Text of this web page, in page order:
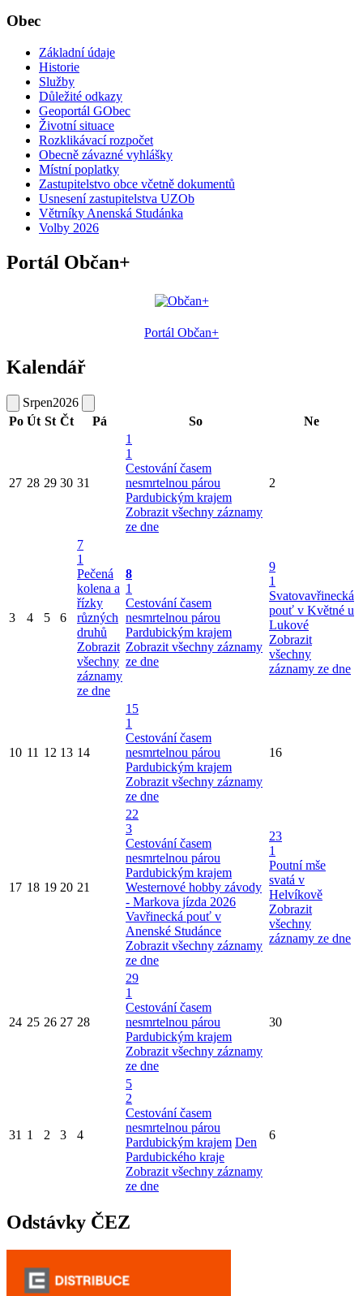
Obec
Základní údaje
Historie
Služby
Důležité odkazy
Geoportál GObec
Životní situace
Rozklikávací rozpočet
Obecně závazné vyhlášky
Místní poplatky
Zastupitelstvo obce včetně dokumentů
Usnesení zastupitelstva UZOb
Větrníky Anenská Studánka
Volby 2026
Portál Občan+
Portál Občan+
Kalendář
Srpen2026
Po Út St Čt Pá So Ne
27 28 29 30 31
1
1
Cestování časem
nesmrtelnou párou
Pardubickým krajem
Zobrazit všechny záznamy
ze dne
2
3 4 5 6
7
1
Pečená
kolena a
řízky
různých
druhů
Zobrazit
všechny
záznamy
ze dne
8
1
Cestování časem
nesmrtelnou párou
Pardubickým krajem
Zobrazit všechny záznamy
ze dne
9
1
Svatovavřinecká
pouť v Květné u
Lukové
Zobrazit
všechny
záznamy ze dne
10 11 12 13 14
15
1
Cestování časem
nesmrtelnou párou
Pardubickým krajem
Zobrazit všechny záznamy
ze dne
16
17 18 19 20 21
22
3
Cestování časem
nesmrtelnou párou
Pardubickým krajem
Westernové hobby závody
- Markova jízda 2026
Vavřinecká pouť v
Anenské Studánce
Zobrazit všechny záznamy
ze dne
23
1
Poutní mše
svatá v
Helvíkově
Zobrazit
všechny
záznamy ze dne
24 25 26 27 28
29
1
Cestování časem
nesmrtelnou párou
Pardubickým krajem
Zobrazit všechny záznamy
ze dne
30
31 1 2 3 4
5
2
Cestování časem
nesmrtelnou párou
Pardubickým krajem Den
Pardubického kraje
Zobrazit všechny záznamy
ze dne
6
Odstávky ČEZ